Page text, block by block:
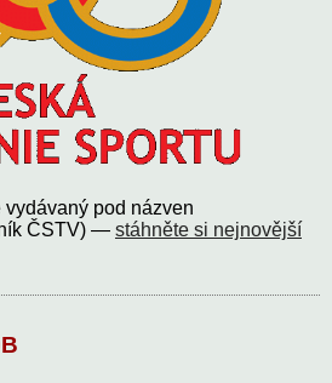
pod názven
ČSTV) — stáhněte si nejnovější